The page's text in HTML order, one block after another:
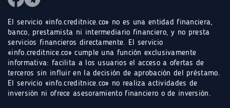
El servicio «info.creditnice.co» no es una entidad financiera,
banco, prestamista ni intermediario financiero, y no presta
servicios financieros directamente. El servicio
«info.creditnice.co» cumple una función exclusivamente
informativa: facilita a los usuarios el acceso a ofertas de
terceros sin influir en la decisión de aprobación del préstamo.
El servicio «info.creditnice.co» no realiza actividades de
inversión ni ofrece asesoramiento financiero o de inversión.